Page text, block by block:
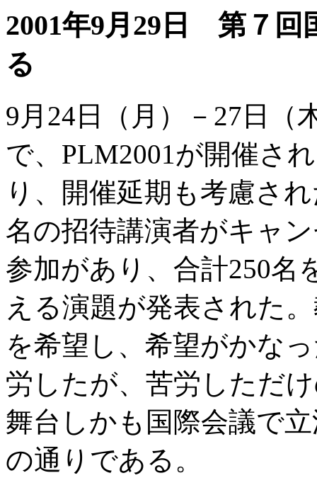
2001年9月29日 第７回
る
9月24日（月）－27日（
で、PLM2001が開催さ
り、開催延期も考慮さ
名の招待講演者がキャ
参加があり、合計250名
える演題が発表された
を希望し、希望がかな
労したが、苦労しただ
舞台しかも国際会議で
の通りである。